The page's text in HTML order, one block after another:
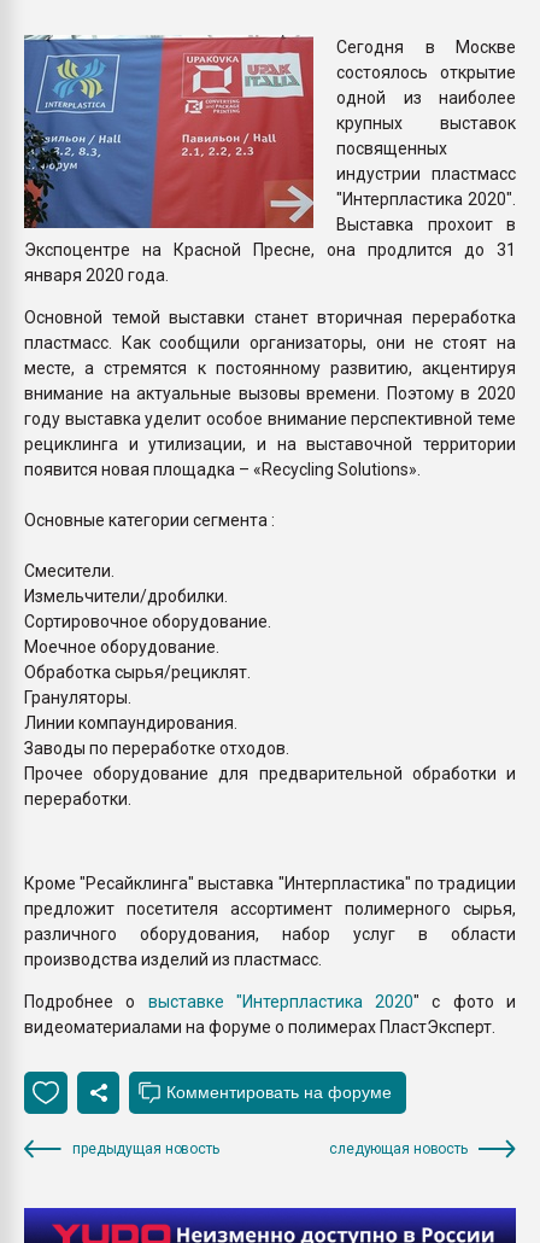
ПЕРЕЙТИ НА
Сегодня в Москве
состоялось открытие
одной из наиболее
крупных выставок
посвященных
индустрии пластмасс
"Интерпластика 2020".
Выставка прохоит в
Экспоцентре на Красной Пресне, она продлится до 31
января 2020 года.
Основной темой выставки станет вторичная переработка
пластмасс. Как сообщили организаторы, они не стоят на
месте, а стремятся к постоянному развитию, акцентируя
внимание на актуальные вызовы времени. Поэтому в 2020
году выставка уделит особое внимание перспективной теме
рециклинга и утилизации, и на выставочной территории
появится новая площадка – «Recycling Solutions».
Основные категории сегмента :
Смесители.
Измельчители/дробилки.
Сортировочное оборудование.
Моечное оборудование.
Обработка сырья/рециклят.
Грануляторы.
Линии компаундирования.
Заводы по переработке отходов.
Прочее оборудование для предварительной обработки и
переработки.
Кроме "Ресайклинга" выставка "Интерпластика" по традиции
предложит посетителя ассортимент полимерного сырья,
различного оборудования, набор услуг в области
производства изделий из пластмасс.
Подробнее о выставке "Интерпластика 2020" с фото и
видеоматериалами на форуме о полимерах ПластЭксперт.
предыдущая новость следующая новость